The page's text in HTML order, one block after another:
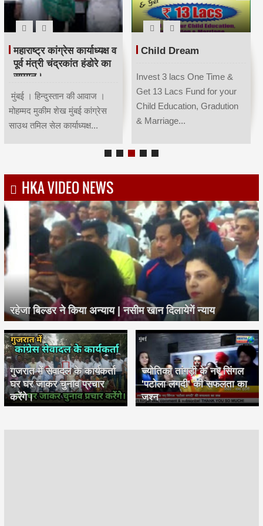
महाराष्ट्र कांग्रेस कार्याध्यक्ष व
पूर्व मंत्री चंद्रकांत हंडोरे का
सम्मान।
मुंबई । हिन्दुस्तान की आवाज ।
मोहम्मद मुकीम शेख मुंबई कांग्रेस
साउथ तमिल सेल कार्याध्यक्ष...
Child Dream
Invest 3 lacs One Time &
Get 13 Lacs Fund for your
Child Education, Gradution
& Marriage...
HKA VIDEO NEWS
रहेजा बिल्डर ने किया अन्याय | नसीम खान दिलायेगें न्याय
गुजरात में सेवादल के कार्यकर्ता
घर घर जाकर चुनाव प्रचार
करेंगे।
ज्योतिका तांगड़ी के नए सिंगल
'पटोला लगदी' की सफलता का
जश्न